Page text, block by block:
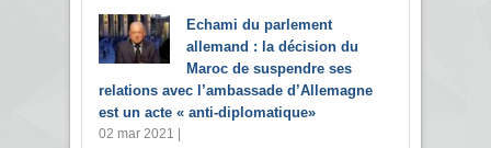
Echami du parlement
allemand : la décision du
Maroc de suspendre ses
relations avec l’ambassade d’Allemagne
est un acte « anti-diplomatique»
02 mar 2021 |